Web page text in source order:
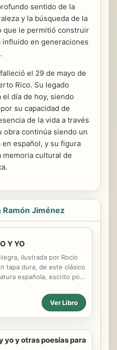
sentido de la
y la búsqueda de la
que le permitió construir
en generaciones
el 29 de mayo de
Rico. Su legado
día de hoy, siendo
su capacidad de
de la vida a través
obra continúa siendo un
español, y su figura
memoria cultural de
Ramón Jiménez
Y YO
ilustrada por Rocío
tapa dura, de este clásico
española, escrito por
en un tono
sus andanzas con su
por las tierras de
gentes, los animales y
mediante un yo casi
Ver Libro
yo y otras poesías para